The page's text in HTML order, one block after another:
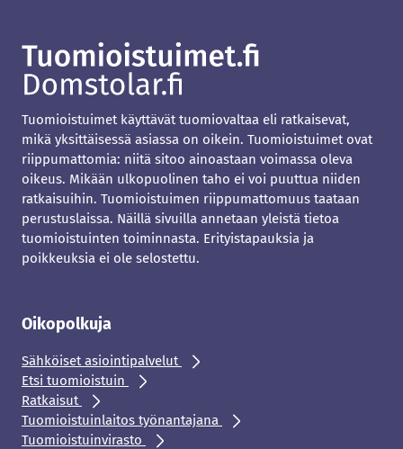
Tuomioistuimet käyttävät tuomiovaltaa eli ratkaisevat,
mikä yksittäisessä asiassa on oikein. Tuomioistuimet ovat
riippumattomia: niitä sitoo ainoastaan voimassa oleva
oikeus. Mikään ulkopuolinen taho ei voi puuttua niiden
ratkaisuihin. Tuomioistuimen riippumattomuus taataan
perustuslaissa. Näillä sivuilla annetaan yleistä tietoa
tuomioistuinten toiminnasta. Erityistapauksia ja
poikkeuksia ei ole selostettu.
Oikopolkuja
Sähköiset asiointipalvelut
Etsi tuomioistuin
Ratkaisut
Tuomioistuinlaitos työnantajana
Tuomioistuinvirasto